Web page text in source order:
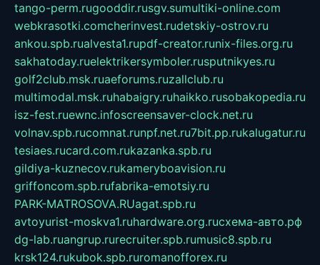
tango-perm.rugooddir.rusgv.sumultiki-online.com
webkrasotki.comcherinvest.rudetskiy-ostrov.ru
ankou.spb.rualvesta1.rupdf-creator.runix-files.org.ru
sakhatoday.ruelektrikersymboler.rusputnikyes.ru
golf2club.msk.ruaeforums.ruzallclub.ru
multimodal.msk.ruhabaigry.ruhaikko.rusobakopedia.ru
isz-fest.ruewnc.infoscreensaver-clock.net.ru
volnav.spb.rucomnat.runpf.net.ru7bit.pp.rukalugatur.ru
tesiaes.rucard.com.rukazanka.spb.ru
gildiya-kuznecov.rukameryboavision.ru
griffoncom.spb.rufabrika-emotsiy.ru
PARK-MATROSOVA.RUagat.spb.ru
avtoyurist-moskva1.ruhardware.org.ruсхема-авто.рф
dg-lab.ruangrup.rurecruiter.spb.rumusic8.spb.ru
krsk124.rukubok.spb.ruromanofforex.ru